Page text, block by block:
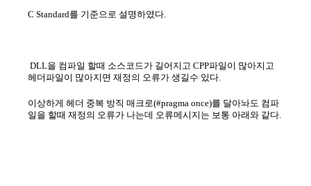
C Standard를 기준으로 설명하였다.
DLL을 컴파일 할때 소스코드가 길어지고 CPP파일이 많아지고
헤더파일이 많아지면 재정의 오류가 생길수 있다.
이상하게 헤더 중복 방직 매크로(#pragma once)를 달아놔도 컴파
일을 할때 재정의 오류가 나는데 오류메시지는 보통 아래와 같다.